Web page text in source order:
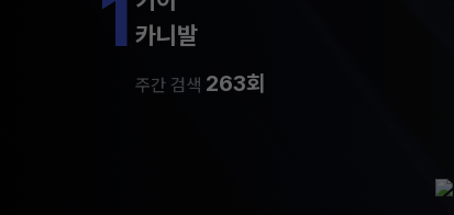
카니발
주간 검색 263회